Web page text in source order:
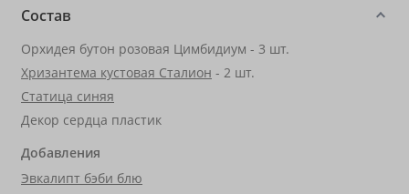
Состав
Орхидея бутон розовая Цимбидиум - 3 шт.
Хризантема кустовая Сталион - 2 шт.
Статица синяя
Декор сердца пластик
Добавления
Эвкалипт бэби блю